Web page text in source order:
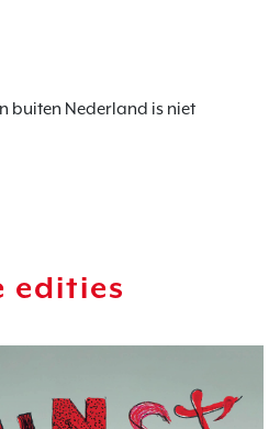
buiten Nederland is niet
edities